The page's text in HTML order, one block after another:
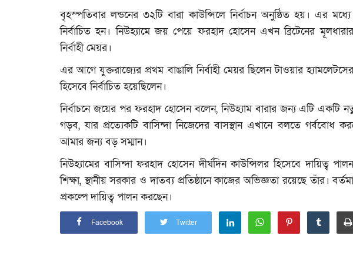
বৃহস্পতিবার লন্ডনের ৩২টি বারা কাউন্সিলে নির্বাচন অনুষ্ঠিত হয়। এর
নির্বাচিত হন। নিউহ্যামে জয় পেয়ে ফরহাদ হোসেন এখন ব্রিটেনের মূলধারার
নির্বাহী মেয়র।
এর আগে যুক্তরাজ্যের প্রথম বাঙালি নির্বাহী মেয়র ছিলেন টাওয়ার
হিসেবে নির্বাচিত হয়েছিলেন।
নির্বাচনে জয়ের পর ফরহাদ হোসেন বলেন, নিউহ্যাম বারার জন্য এটি একটি
গড়ব, যার প্রত্যেকটি বাসিন্দা নিজেদের বাসস্থান এখানে বলতে গর্ববোধ
আমার জন্য বড় সম্মান।
নিউহ্যামের বাসিন্দা ফরহাদ হোসেন দীর্ঘদিন কাউন্সিলর হিসেবে দায়িত্ব
শিক্ষা, স্থানীয় সরকার ও দাতব্য প্রতিষ্ঠানে কাজের অভিজ্ঞতা রয়েছে তাঁর।
প্রকল্পে দায়িত্ব পালন করছেন।
Facebook Twitter